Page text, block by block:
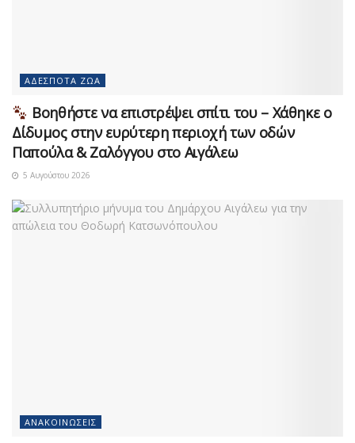
ΑΔΈΣΠΟΤΑ ΖΏΑ
Βοηθήστε να επιστρέψει σπίτι του – Χάθηκε ο
Δίδυμος στην ευρύτερη περιοχή των οδών
Παπούλα & Ζαλόγγου στο Αιγάλεω
5 Αυγούστου 2026
ΑΝΑΚΟΙΝΏΣΕΙΣ